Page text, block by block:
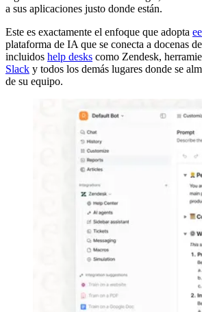
a sus aplicaciones justo donde están.
Este es exactamente el enfoque que adopta
plataforma de IA que se conecta a docenas
incluidos help desks como Zendesk,
Slack y todos los demás lugares donde se
de su equipo.